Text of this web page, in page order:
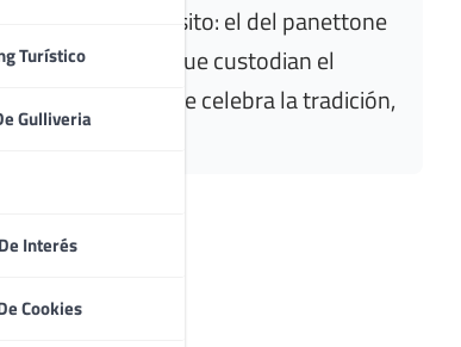
Turístico
Gulliveria
Interés
Cookies
como exquisito: el del panettone
de Indias que custodian el
colaboración que celebra la tradición,